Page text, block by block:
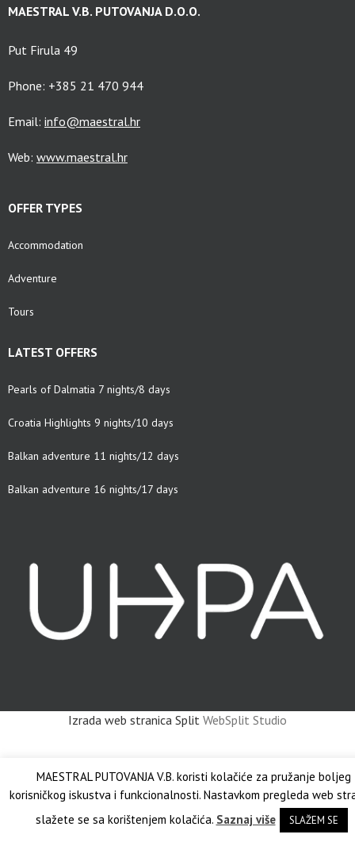
MAESTRAL V.B. PUTOVANJA D.O.O.
Put Firula 49
Phone: +385 21 470 944
Email: info@maestral.hr
Web: www.maestral.hr
OFFER TYPES
Accommodation
Adventure
Tours
LATEST OFFERS
Pearls of Dalmatia 7 nights/8 days
Croatia Highlights 9 nights/10 days
Balkan adventure 11 nights/12 days
Balkan adventure 16 nights/17 days
Izrada web stranica Split WebSplit Studio
MAESTRAL PUTOVANJA V.B. koristi kolačiće za pružanje boljeg
korisničkog iskustva i funkcionalnosti. Nastavkom pregleda web
slažete se sa korištenjem kolačića. Saznaj više SLAŽEM SE